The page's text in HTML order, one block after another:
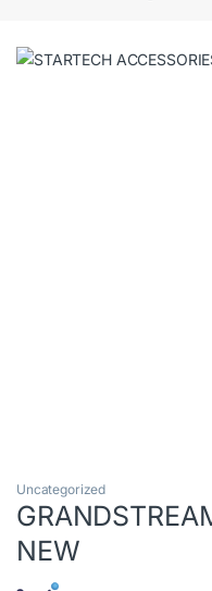
Uncategorized
NEW